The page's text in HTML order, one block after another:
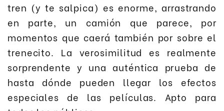
tren (y te salpica) es enorme, arrastrando
en parte, un camión que parece, por
momentos que caerá también por sobre el
trenecito. La verosimilitud es realmente
sorprendente y una auténtica prueba de
hasta dónde pueden llegar los efectos
especiales de las películas. Apto para